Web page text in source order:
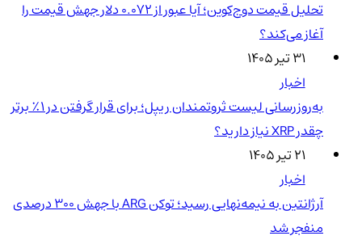
تحلیل قیمت دوج‌کوین؛ آیا عبور از ۰.۰۷۲ دلار جهش قیمت را
آغاز می‌کند؟
۳۱ تیر ۱۴۰۵
اخبار
به‌روزرسانی لیست ثروتمندان ریپل؛ برای قرار گرفتن در ۱٪ برتر
چقدر XRP نیاز دارید؟
۲۱ تیر ۱۴۰۵
اخبار
آرژانتین به نیمه‌نهایی رسید؛ توکن ARG با جهش ۳۰۰ درصدی
منفجر شد